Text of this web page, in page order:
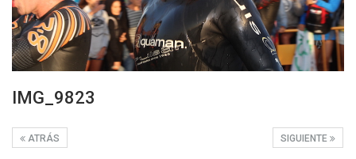
IMG_9823
SIGUIENTE
ATRÁS